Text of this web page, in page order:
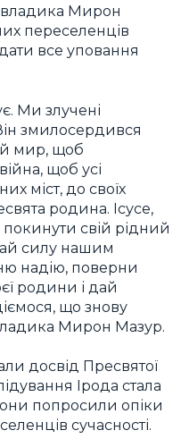
владика Мирон
переселенців
все уповання
Ми злучені
змилосердився
мир, щоб
щоб усі
міст, до своїх
родина. Ісусе,
свій рідний
силу нашим
надію, поверни
родини і дай
що знову
Мирон Мазур.
досвід Пресвятої
Ірода стала
попросили опіки
сучасності.